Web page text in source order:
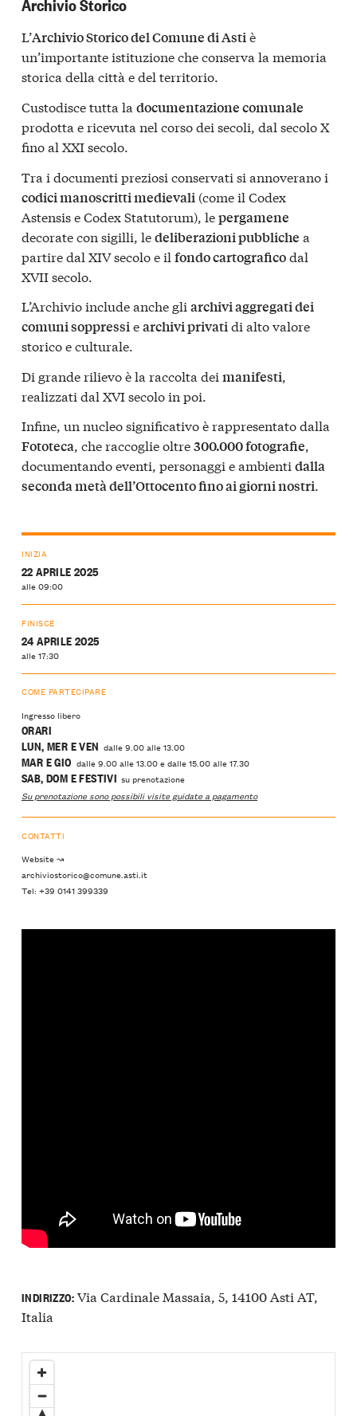
Archivio Storico
L’Archivio Storico del Comune di Astiè
un’importante istituzione che conserva la memoria
storica della città e del territorio.
Custodisce tutta la documentazione comunale
prodotta e ricevuta nel corso dei secoli, dal secolo X
fino al XXI secolo.
Tra i documenti preziosi conservati si annoverano i
codici manoscritti medievali (come il Codex
Astensis e Codex Statutorum), lepergamene
decorate con sigilli, ledeliberazioni pubbliche a
partire dal XIV secolo e il fondo cartograficodal
XVII secolo.
L’Archivio include anche gli archivi aggregati dei
comuni soppressiearchivi privatidi alto valore
storico e culturale.
Di grande rilievo è la raccolta dei manifesti,
realizzati dal XVI secolo in poi.
Infine, un nucleo significativo è rappresentato dalla
Fototeca, che raccoglie oltre300.000 fotografie,
documentando eventi, personaggi e ambienti dalla
seconda metà dell’Ottocento fino ai giorni nostri.
INIZIA
22 APRILE 2025
alle 09:00
FINISCE
24 APRILE 2025
alle 17:30
COME PARTECIPARE
Ingresso libero
ORARI
LUN, MER E VEN dalle 9.00 alle 13.00
MAR E GIOdalle 9.00 alle 13.00 e dalle 15.00 alle 17.30
SAB, DOM E FESTIVI su prenotazione
Su prenotazione sono possibili visite guidate a pagamento
CONTATTI
Website ↝
archiviostorico@comune.asti.it
Tel: +39 0141 399339
INDIRIZZO:Via Cardinale Massaia, 5, 14100 Asti AT,
Italia